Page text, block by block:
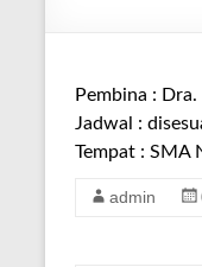
Pembina :
Jadwal :
Tempat : SMA
admin